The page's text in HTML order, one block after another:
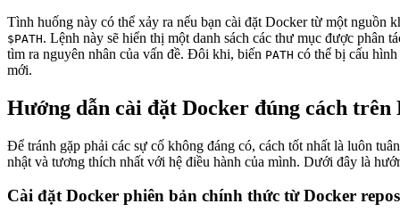
Tình huống này có thể xảy ra nếu bạn cài đặt Docker từ một nguồn
$PATH. Lệnh này sẽ hiển thị một danh sách các thư mục được phân
tìm ra nguyên nhân của vấn đề. Đôi khi, biến PATH có thể bị cấu
mới.
Hướng dẫn cài đặt Docker đúng cách trên
Để tránh gặp phải các sự cố không đáng có, cách tốt nhất là luôn
nhật và tương thích nhất với hệ điều hành của mình. Dưới đây là
Cài đặt Docker phiên bản chính thức từ Docker